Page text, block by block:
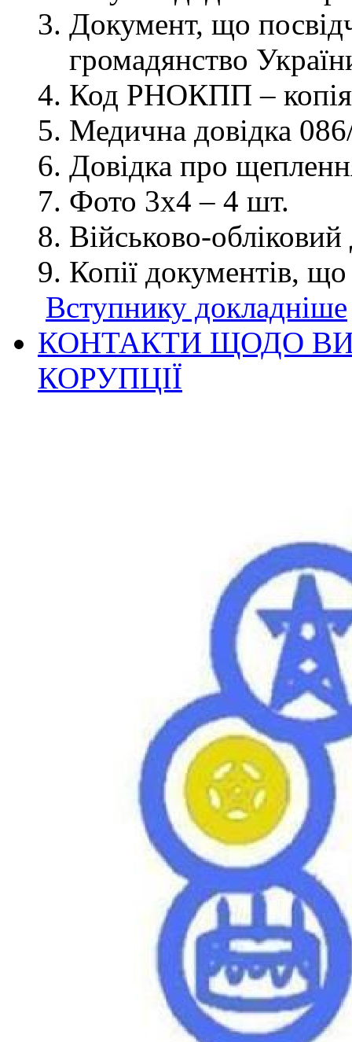
Документ, що
громадянство
Код РНОКПП – копія
Медична довідка
Довідка про
Фото 3х4 – 4 шт.
Військово-
Копії документів,
Вступнику докладніше
КОНТАКТИ ЩОДО
КОРУПЦІЇ